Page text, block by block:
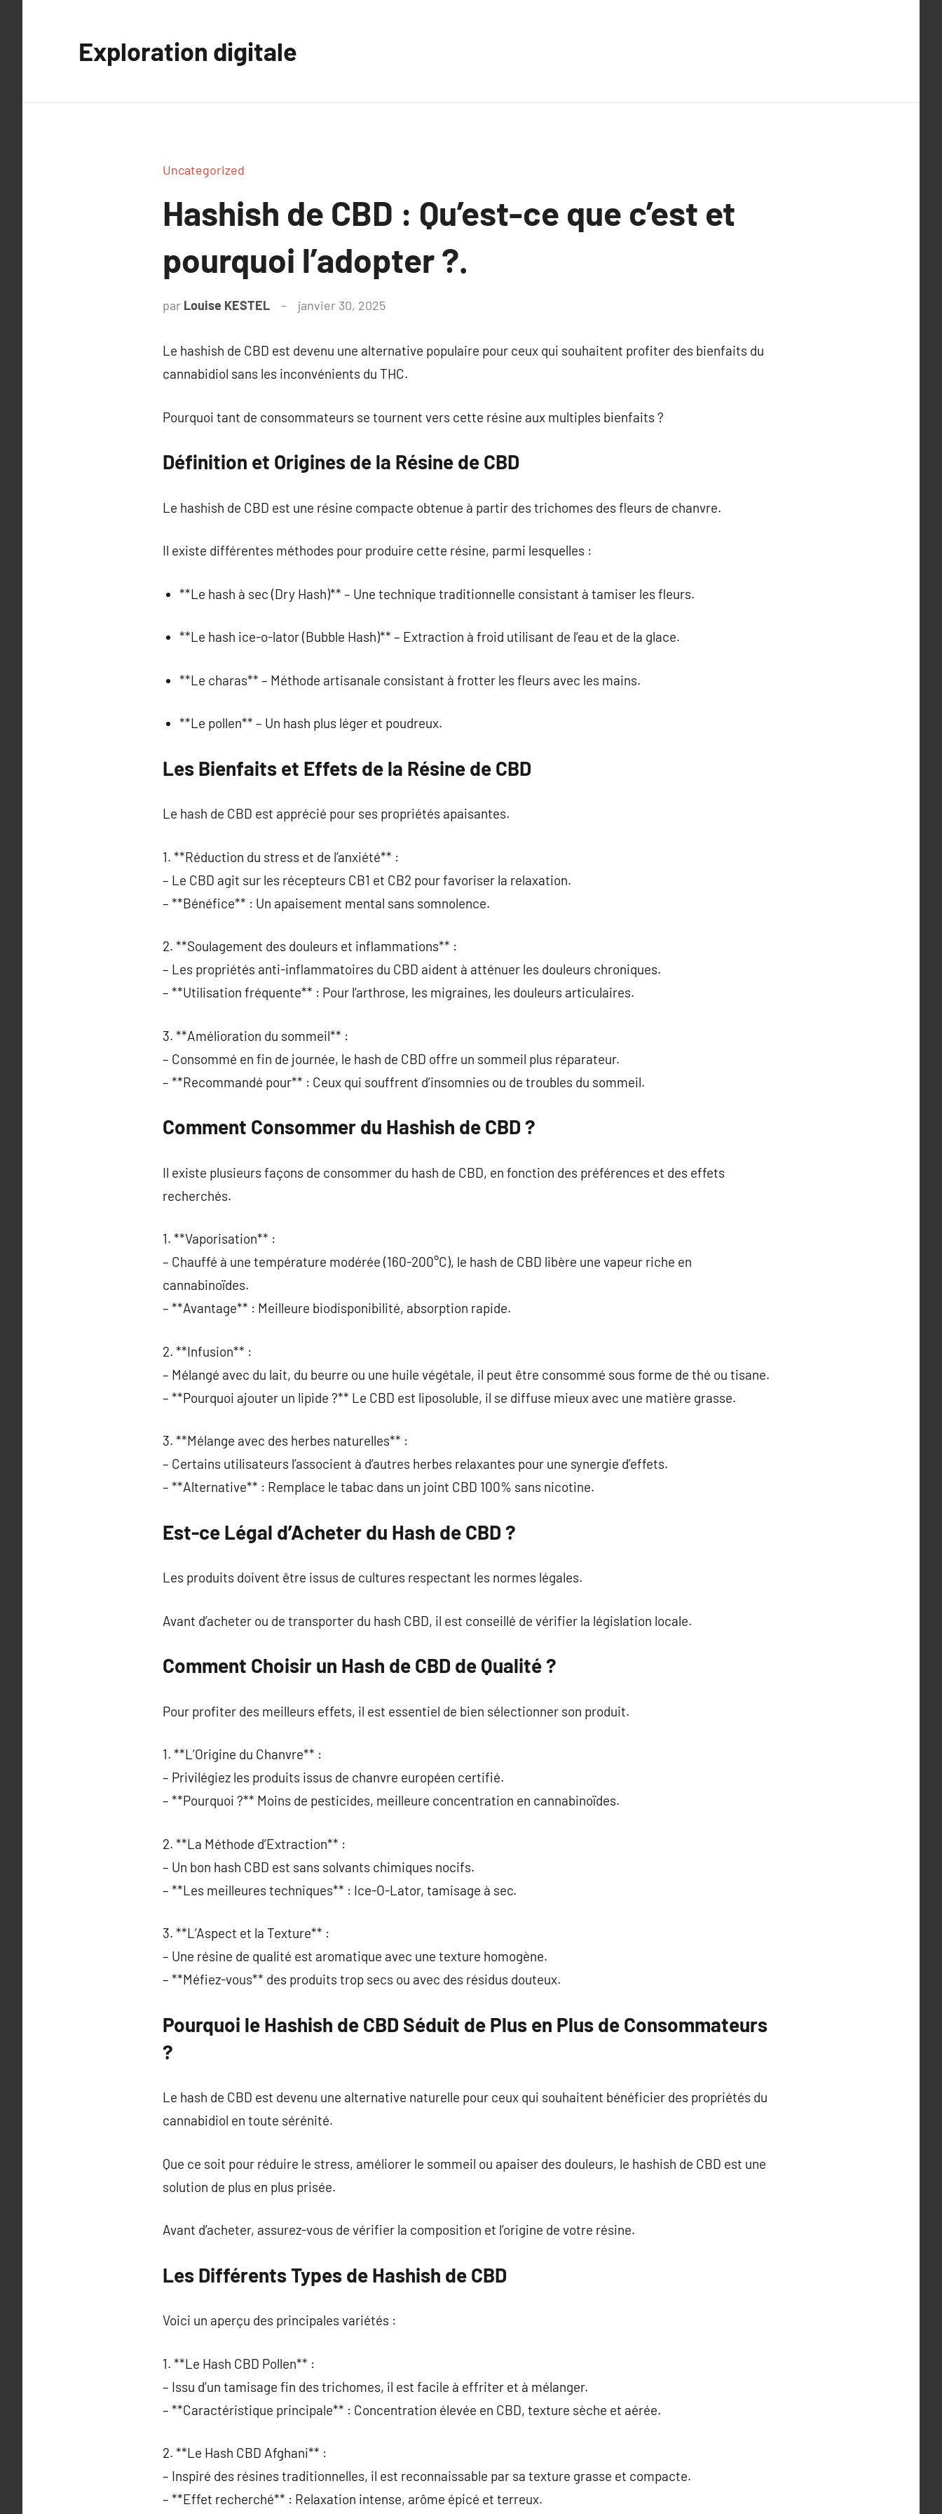
Exploration digitale
Uncategorized
Hashish de CBD : Qu’est-ce que c’est et
pourquoi l’adopter ?.
par Louise KESTEL janvier 30, 2025
Le hashish de CBD est devenu une alternative populaire pour ceux qui souhaitent profiter des bienfaits du
cannabidiol sans les inconvénients du THC.
Pourquoi tant de consommateurs se tournent vers cette résine aux multiples bienfaits ?
Définition et Origines de la Résine de CBD
Le hashish de CBD est une résine compacte obtenue à partir des trichomes des fleurs de chanvre.
Il existe différentes méthodes pour produire cette résine, parmi lesquelles :
**Le hash à sec (Dry Hash)** – Une technique traditionnelle consistant à tamiser les fleurs.
**Le hash ice-o-lator (Bubble Hash)** – Extraction à froid utilisant de l’eau et de la glace.
**Le charas** – Méthode artisanale consistant à frotter les fleurs avec les mains.
**Le pollen** – Un hash plus léger et poudreux.
Les Bienfaits et Effets de la Résine de CBD
Le hash de CBD est apprécié pour ses propriétés apaisantes.
1. **Réduction du stress et de l’anxiété** :
– Le CBD agit sur les récepteurs CB1 et CB2 pour favoriser la relaxation.
– **Bénéfice** : Un apaisement mental sans somnolence.
2. **Soulagement des douleurs et inflammations** :
– Les propriétés anti-inflammatoires du CBD aident à atténuer les douleurs chroniques.
– **Utilisation fréquente** : Pour l’arthrose, les migraines, les douleurs articulaires.
3. **Amélioration du sommeil** :
– Consommé en fin de journée, le hash de CBD offre un sommeil plus réparateur.
– **Recommandé pour** : Ceux qui souffrent d’insomnies ou de troubles du sommeil.
Comment Consommer du Hashish de CBD ?
Il existe plusieurs façons de consommer du hash de CBD, en fonction des préférences et des effets
recherchés.
1. **Vaporisation** :
– Chauffé à une température modérée (160-200°C), le hash de CBD libère une vapeur riche en
cannabinoïdes.
– **Avantage** : Meilleure biodisponibilité, absorption rapide.
2. **Infusion** :
– Mélangé avec du lait, du beurre ou une huile végétale, il peut être consommé sous forme de thé ou tisane.
– **Pourquoi ajouter un lipide ?** Le CBD est liposoluble, il se diffuse mieux avec une matière grasse.
3. **Mélange avec des herbes naturelles** :
– Certains utilisateurs l’associent à d’autres herbes relaxantes pour une synergie d’effets.
– **Alternative** : Remplace le tabac dans un joint CBD 100% sans nicotine.
Est-ce Légal d’Acheter du Hash de CBD ?
Les produits doivent être issus de cultures respectant les normes légales.
Avant d’acheter ou de transporter du hash CBD, il est conseillé de vérifier la législation locale.
Comment Choisir un Hash de CBD de Qualité ?
Pour profiter des meilleurs effets, il est essentiel de bien sélectionner son produit.
1. **L’Origine du Chanvre** :
– Privilégiez les produits issus de chanvre européen certifié.
– **Pourquoi ?** Moins de pesticides, meilleure concentration en cannabinoïdes.
2. **La Méthode d’Extraction** :
– Un bon hash CBD est sans solvants chimiques nocifs.
– **Les meilleures techniques** : Ice-O-Lator, tamisage à sec.
3. **L’Aspect et la Texture** :
– Une résine de qualité est aromatique avec une texture homogène.
– **Méfiez-vous** des produits trop secs ou avec des résidus douteux.
Pourquoi le Hashish de CBD Séduit de Plus en Plus de Consommateurs
?
Le hash de CBD est devenu une alternative naturelle pour ceux qui souhaitent bénéficier des propriétés du
cannabidiol en toute sérénité.
Que ce soit pour réduire le stress, améliorer le sommeil ou apaiser des douleurs, le hashish de CBD est une
solution de plus en plus prisée.
Avant d’acheter, assurez-vous de vérifier la composition et l’origine de votre résine.
Les Différents Types de Hashish de CBD
Voici un aperçu des principales variétés :
1. **Le Hash CBD Pollen** :
– Issu d’un tamisage fin des trichomes, il est facile à effriter et à mélanger.
– **Caractéristique principale** : Concentration élevée en CBD, texture sèche et aérée.
2. **Le Hash CBD Afghani** :
– Inspiré des résines traditionnelles, il est reconnaissable par sa texture grasse et compacte.
– **Effet recherché** : Relaxation intense, arôme épicé et terreux.